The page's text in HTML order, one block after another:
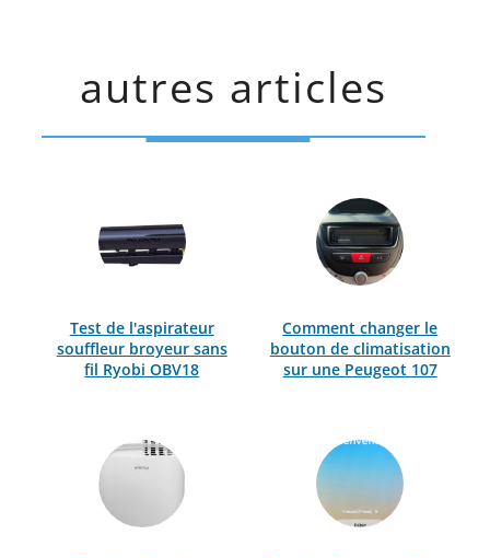
autres articles
Test de l'aspirateur
souffleur broyeur sans
fil Ryobi OBV18
Comment changer le
bouton de climatisation
sur une Peugeot 107